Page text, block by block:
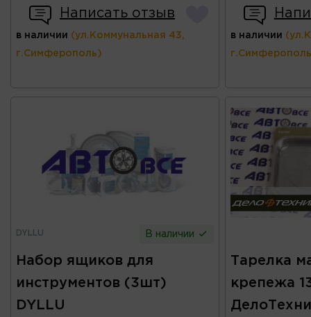
Написать отзыв
в наличии (ул.Коммунальная 43,
г.Симферополь)
в наличии
DYLLU В наличии
Набор ящиков для
инструментов (3шт)
DYLLU
Тарелка
крепежа